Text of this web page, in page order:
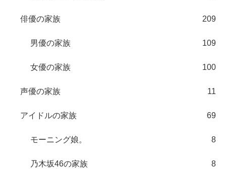
俳優の家族 209
男優の家族 109
女優の家族 100
声優の家族 11
アイドルの家族 69
モーニング娘。 8
乃木坂46の家族 8